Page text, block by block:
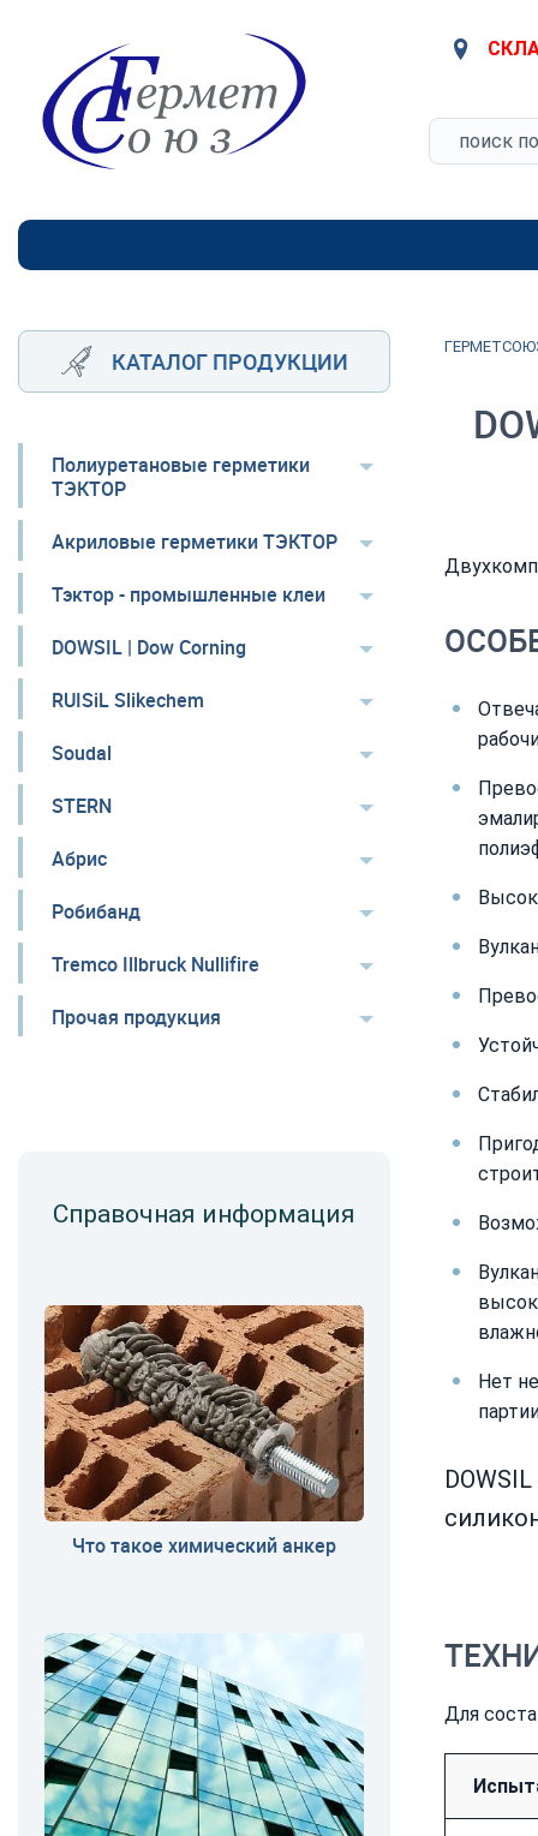
КАТАЛОГ ПРОДУКЦИИ
Полиуретановые герметики
ТЭКТОР
Акриловые герметики ТЭКТОР
Тэктор - промышленные клеи
DOWSIL | Dow Corning
RUISiL Slikechem
Soudal
STERN
Абрис
Робибанд
Tremco Illbruck Nullifire
Прочая продукция
Справочная информация
Что такое химический анкер
Нет
Для